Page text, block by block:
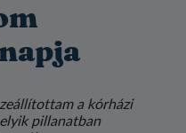
a kórházi
pillanatban